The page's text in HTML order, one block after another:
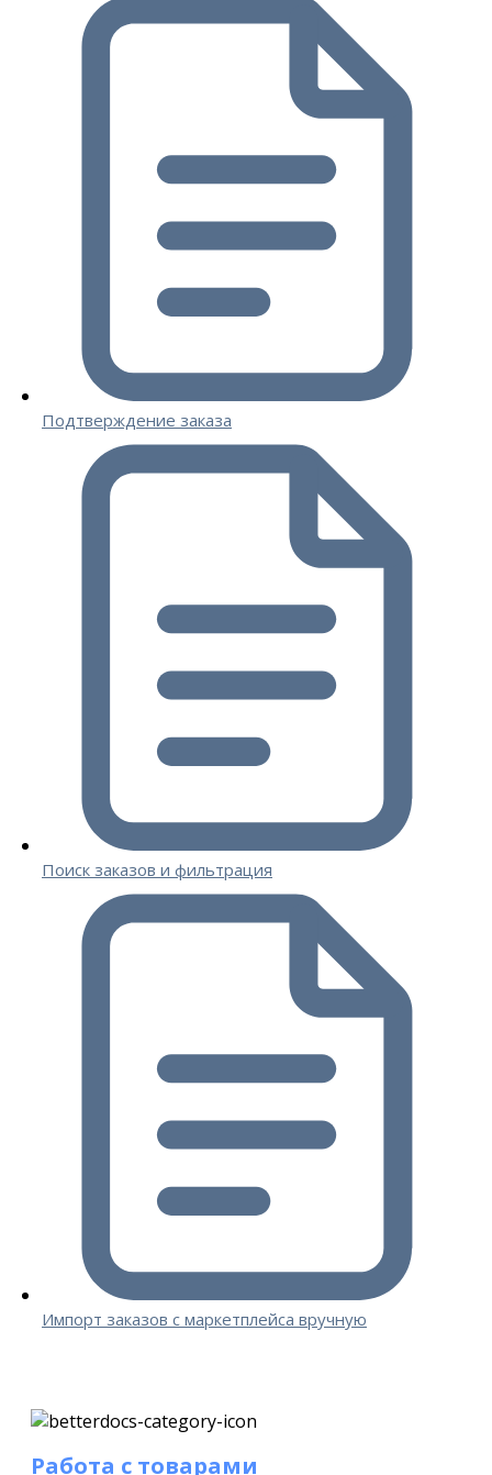
Подтверждение заказа
Поиск заказов и фильтрация
Импорт заказов с маркетплейса вручную
Работа с товарами